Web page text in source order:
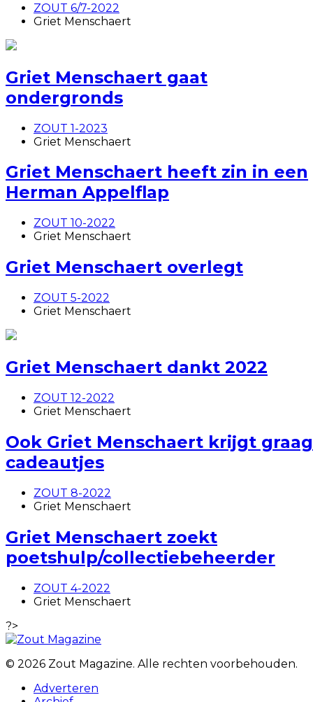
ZOUT 6/7-2022
Griet Menschaert
Griet Menschaert gaat
ondergronds
ZOUT 1-2023
Griet Menschaert
Griet Menschaert heeft zin in een
Herman Appelflap
ZOUT 10-2022
Griet Menschaert
Griet Menschaert overlegt
ZOUT 5-2022
Griet Menschaert
Griet Menschaert dankt 2022
ZOUT 12-2022
Griet Menschaert
Ook Griet Menschaert krijgt graag
cadeautjes
ZOUT 8-2022
Griet Menschaert
Griet Menschaert zoekt
poetshulp/collectiebeheerder
ZOUT 4-2022
Griet Menschaert
?>
© 2026 Zout Magazine. Alle rechten voorbehouden.
Adverteren